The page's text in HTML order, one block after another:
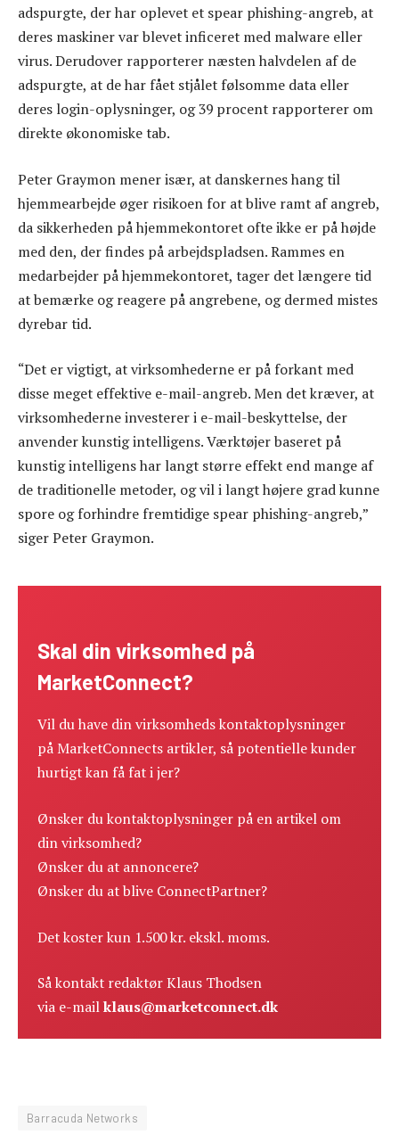
adspurgte, der har oplevet et spear phishing-angreb, at
deres maskiner var blevet inficeret med malware eller
virus. Derudover rapporterer næsten halvdelen af de
adspurgte, at de har fået stjålet følsomme data eller
deres login-oplysninger, og 39 procent rapporterer om
direkte økonomiske tab.
Peter Graymon mener især, at danskernes hang til
hjemmearbejde øger risikoen for at blive ramt af angreb,
da sikkerheden på hjemmekontoret ofte ikke er på højde
med den, der findes på arbejdspladsen. Rammes en
medarbejder på hjemmekontoret, tager det længere tid
at bemærke og reagere på angrebene, og dermed mistes
dyrebar tid.
“Det er vigtigt, at virksomhederne er på forkant med
disse meget effektive e-mail-angreb. Men det kræver, at
virksomhederne investerer i e-mail-beskyttelse, der
anvender kunstig intelligens. Værktøjer baseret på
kunstig intelligens har langt større effekt end mange af
de traditionelle metoder, og vil i langt højere grad kunne
spore og forhindre fremtidige spear phishing-angreb,”
siger Peter Graymon.
Skal din virksomhed på
MarketConnect?
Vil du have din virksomheds kontaktoplysninger
på MarketConnects artikler, så potentielle kunder
hurtigt kan få fat i jer?
Ønsker du kontaktoplysninger på en artikel om
din virksomhed?
Ønsker du at annoncere?
Ønsker du at blive ConnectPartner?
Det koster kun 1.500 kr. ekskl. moms.
Så kontakt redaktør Klaus Thodsen
via e-mailklaus@marketconnect.dk
Barracuda Networks